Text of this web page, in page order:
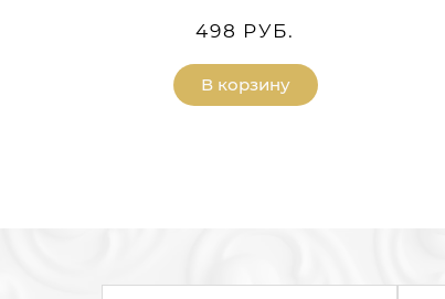
498 РУБ.
В корзину